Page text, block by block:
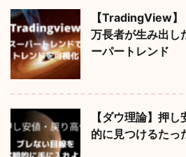
【TradingView
万長者が生み出し
ーパートレンド
【ダウ理論】押
的に見つけるたっ